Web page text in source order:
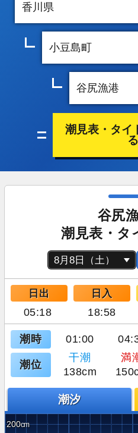
潮見表・タイ
る
谷尻
潮見表・タ
日出 日入
05:18 18:58
潮時 01:00
潮位
干潮 満
138cm
潮汐
200